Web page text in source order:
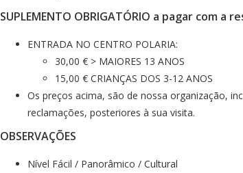
SUPLEMENTO OBRIGATÓRIO a pagar com a
ENTRADA NO CENTRO POLARIA:
30,00 € > MAIORES 13 ANOS
15,00 € CRIANÇAS DOS 3-12 ANOS
Os preços acima, são de nossa organização,
reclamações, posteriores à sua visita.
OBSERVAÇÕES
Nível Fácil / Panorâmico / Cultural